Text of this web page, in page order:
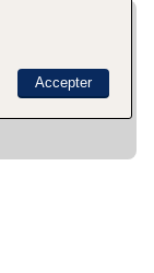
Accepter